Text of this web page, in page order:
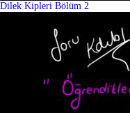
Dilek Kipleri Bölüm 2